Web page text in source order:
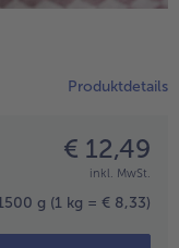
Produktdetails
€ 12,49
inkl. MwSt.
g (1 kg = € 8,33)